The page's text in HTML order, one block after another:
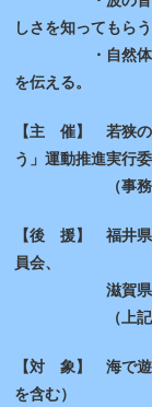
しさを知ってもらう
・自然体験の
を伝える。
【主 催】 若狭の
う」運動推進実行
（事務局：国
【後 援】 福井県
員会、
滋賀県教育委
（上記機関
【対 象】 海で遊
を含む）